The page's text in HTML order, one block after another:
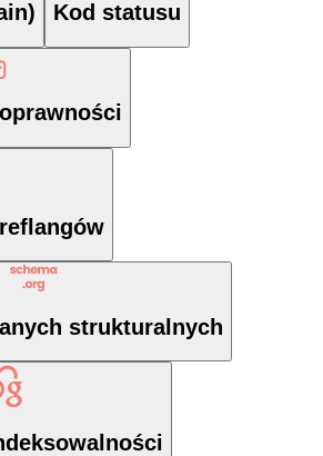
Kod statusu
strukturalnych